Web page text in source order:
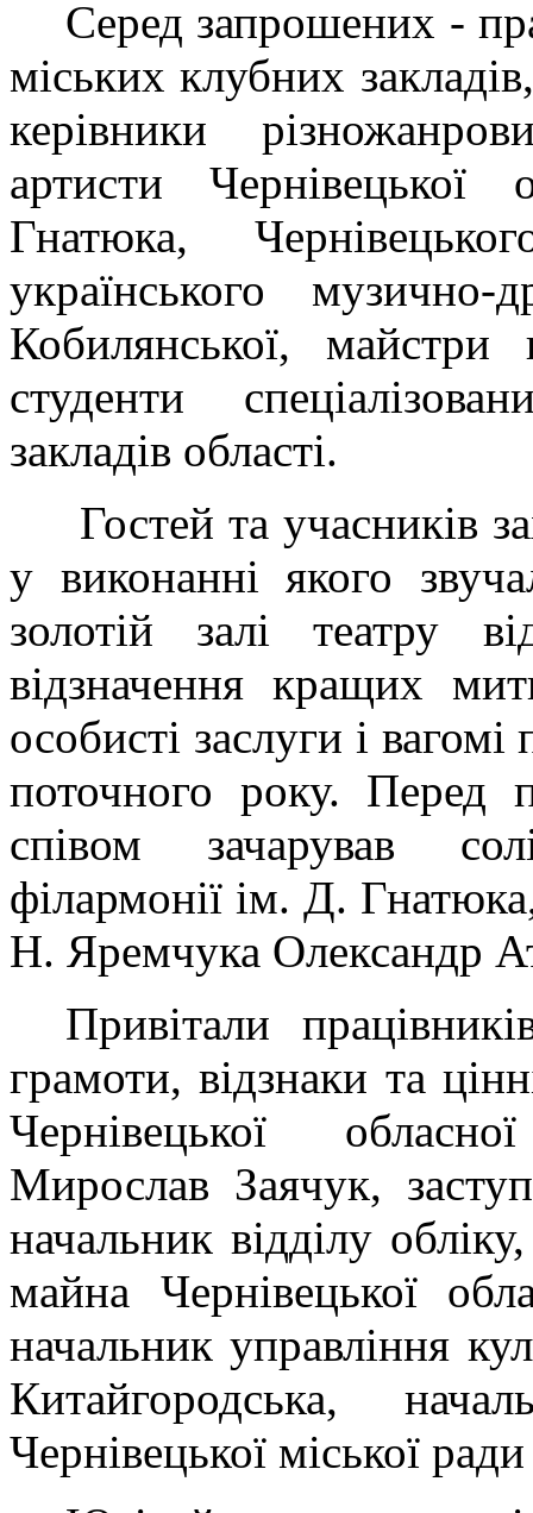
Серед запрошених -
міських клубних
керівники
артисти
Гнатюка,
українського
Кобилянської, майстри
студенти
закладів області.
Гостей та учасників
у виконанні якого
золотій залі театру
відзначення кращих
особисті заслуги і
поточного року. Перед
співом зачарував
філармонії ім. Д.
Н. Яремчука Олександр
Привітали
грамоти, відзнаки та
Чернівецької
Мирослав Заячук,
начальник відділу
майна Чернівецької
начальник управління
Китайгородська,
Чернівецької міської